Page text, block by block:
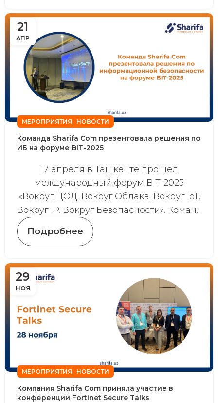
21
АПР
МЕРОПРИЯТИЯ, НОВОСТИ
Команда Sharifa Com презентовала решения по
ИБ на форуме BIT-2025
17 апреля в Ташкенте прошёл
международный форум BIT-2025
«Вокруг ЦОД. Вокруг Облака. Вокруг IoT.
Вокруг IP. Вокруг Безопасности». Коман...
Подробнее
29
НОЯ
МЕРОПРИЯТИЯ, НОВОСТИ
Компания Sharifa Com приняла участие в
конференции Fortinet Secure Talks